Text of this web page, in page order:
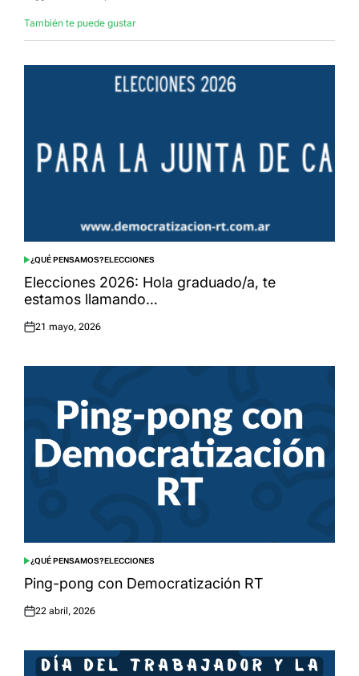
También te puede gustar
POSTED
IN
¿QUÉ PENSAMOS?ELECCIONES
Elecciones 2026: Hola graduado/a, te
estamos llamando…
Posted
21 mayo, 2026
POSTED
IN
¿QUÉ PENSAMOS?ELECCIONES
Ping-pong con Democratización RT
Posted
22 abril, 2026